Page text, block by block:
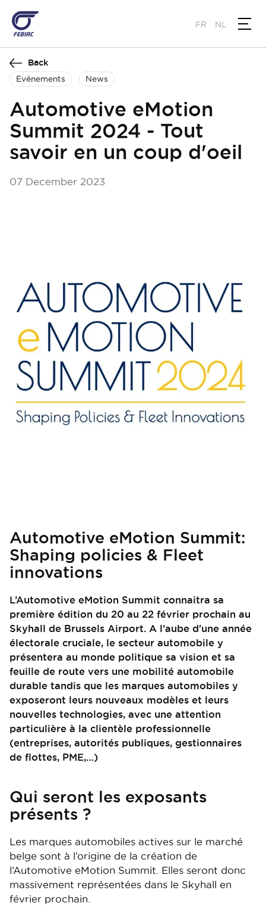
main
content
FR NL
Back
Evénements News
Automotive eMotion
Summit 2024 - Tout
savoir en un coup d'oeil
07 December 2023
Automotive eMotion Summit:
Shaping policies & Fleet
innovations
L’Automotive eMotion Summit connaitra sa
première édition du 20 au 22 février prochain au
Skyhall de Brussels Airport. A l’aube d'une année
électorale cruciale, le secteur automobile y
présentera au monde politique sa vision et sa
feuille de route vers une mobilité automobile
durable tandis que les marques automobiles y
exposeront leurs nouveaux modèles et leurs
nouvelles technologies, avec une attention
particulière à la clientèle professionnelle
(entreprises, autorités publiques, gestionnaires
de flottes, PME,…)
Qui seront les exposants
présents ?
Les marques automobiles actives sur le marché
belge sont à l’origine de la création de
l’Automotive eMotion Summit. Elles seront donc
massivement représentées dans le Skyhall en
février prochain.